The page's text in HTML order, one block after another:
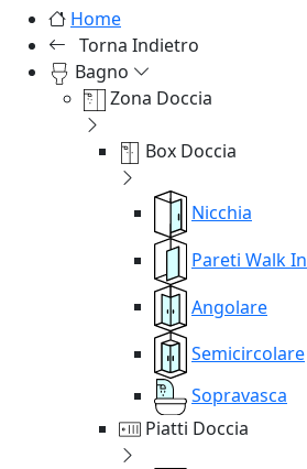
Home
Torna Indietro
Bagno
Zona Doccia
Box Doccia
Nicchia
Pareti Walk In
Angolare
Semicircolare
Sopravasca
Piatti Doccia